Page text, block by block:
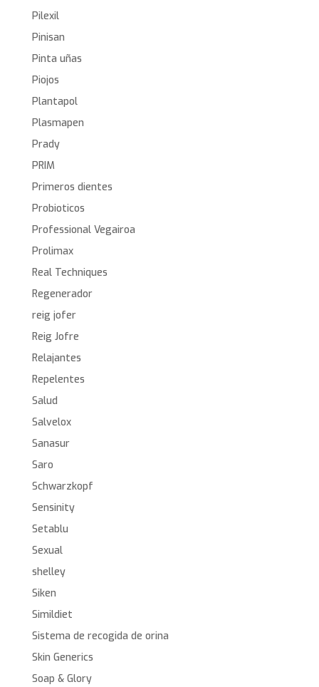
Pilexil
Pinisan
Pinta uñas
Piojos
Plantapol
Plasmapen
Prady
PRIM
Primeros dientes
Probioticos
Professional Vegairoa
Prolimax
Real Techniques
Regenerador
reig jofer
Reig Jofre
Relajantes
Repelentes
Salud
Salvelox
Sanasur
Saro
Schwarzkopf
Sensinity
Setablu
Sexual
shelley
Siken
Simildiet
Sistema de recogida de orina
Skin Generics
Soap & Glory